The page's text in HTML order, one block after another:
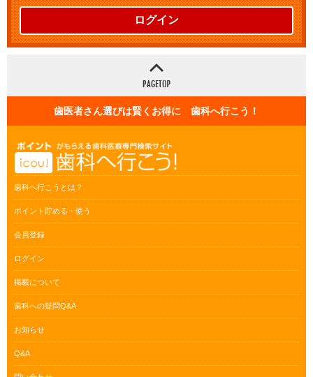
ログイン
歯医者さん選びは賢くお得に 歯科へ行こう！
歯科へ行こうとは？
ポイント貯める・使う
会員登録
ログイン
掲載について
歯科への疑問Q&A
お知らせ
Q&A